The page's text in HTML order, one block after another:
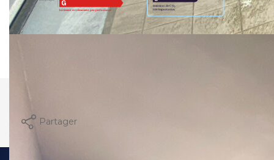
Montant estimé des dépenses annuelles d'énergie
Partager